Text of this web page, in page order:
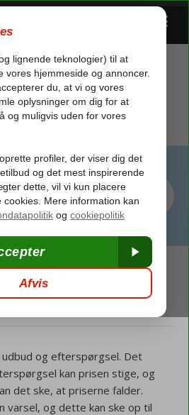
og efterspørgsel. Det
kan prisen stige, og
det ske, at priserne falder.
varsel, og dette kan ske op til